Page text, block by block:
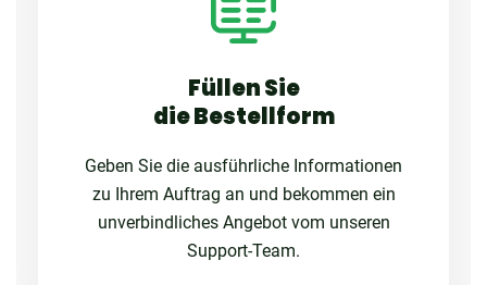
Füllen Sie
die Bestellform
Geben Sie die ausführliche Informationen
zu Ihrem Auftrag an und bekommen ein
unverbindliches Angebot vom unseren
Support-Team.